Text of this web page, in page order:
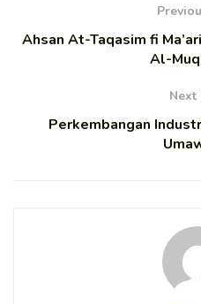
Ahsan At-Taqasim fi
Al-
Next
Perkembangan